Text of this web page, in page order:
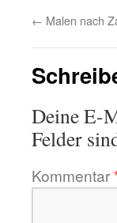
← Malen nach
Deine E-
Felder
Kommentar